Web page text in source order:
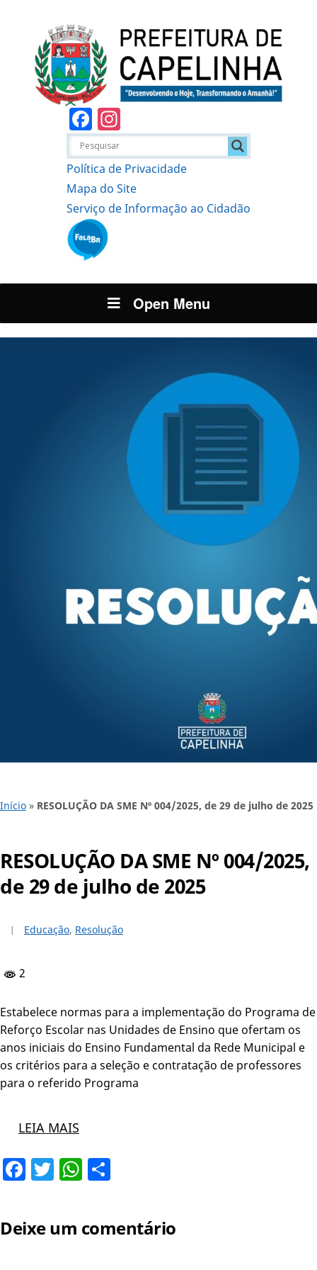
Facebook
Política de Privacidade
Mapa do Site
Serviço de Informação ao Cidadão
Open Menu
Início » RESOLUÇÃO DA SME Nº 004/2025, de 29 de julho de 2025
RESOLUÇÃO DA SME Nº 004/2025,
de 29 de julho de 2025
Educação, Resolução
2
Estabelece normas para a implementação do Programa de
Reforço Escolar nas Unidades de Ensino que ofertam os
anos iniciais do Ensino Fundamental da Rede Municipal e
os critérios para a seleção e contratação de professores
para o referido Programa
LEIA MAIS
Facebook
TwitterWhatsApp
Deixe um comentário